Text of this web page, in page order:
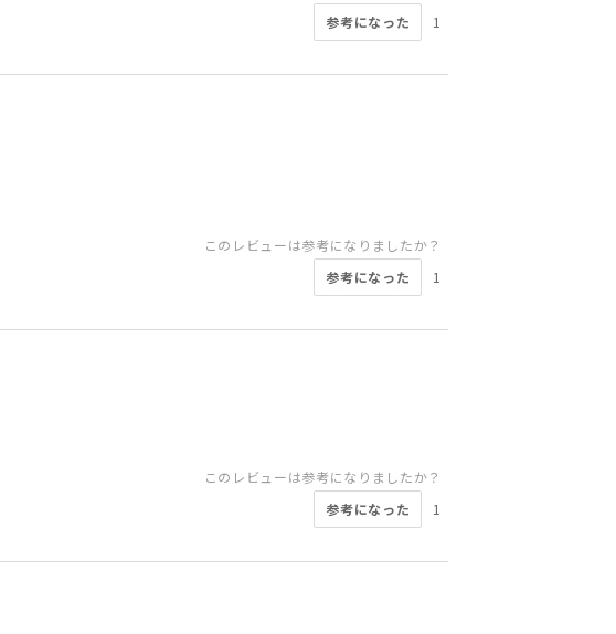
参考になった
1
このレビューは参考になりましたか？
参考になった
1
このレビューは参考になりましたか？
参考になった
1